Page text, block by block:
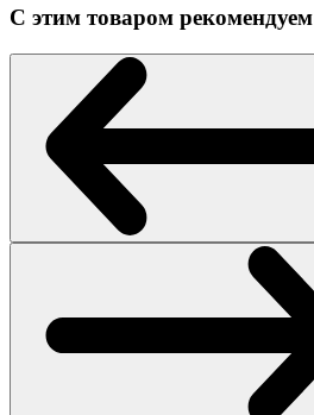
С этим товаром рекомендуем